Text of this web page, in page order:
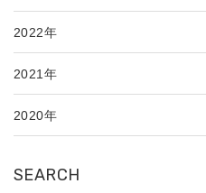
2022年
2021年
2020年
SEARCH